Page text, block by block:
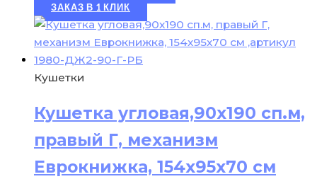
ЗАКАЗ В 1 КЛИК
Кушетки
Кушетка угловая,90х190 сп.м,
правый Г, механизм
Еврокнижка, 154х95х70 см